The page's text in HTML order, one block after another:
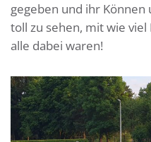
gegeben und ihr Können
toll zu sehen, mit wie
alle dabei waren!